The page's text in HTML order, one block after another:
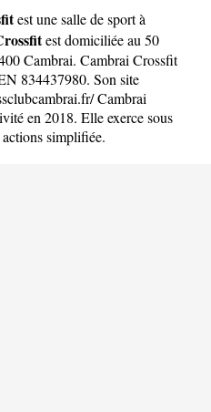
est unesalle de sport à
est domiciliée au 50
Cambrai. Cambrai Crossfit
834437980. Son site
Cambrai
en 2018. Elle exerce sous
simplifiée.